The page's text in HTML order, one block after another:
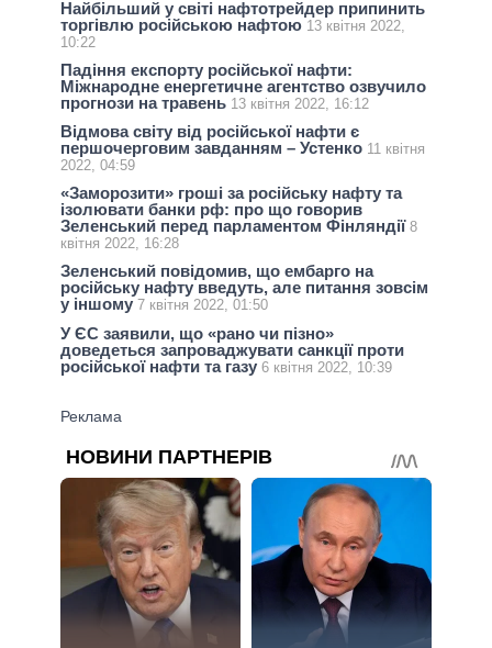
Найбільший у світі нафтотрейдер припинить
торгівлю російською нафтою 13 квітня 2022,
10:22
Падіння експорту російської нафти:
Міжнародне енергетичне агентство озвучило
прогнози на травень 13 квітня 2022, 16:12
Відмова світу від російської нафти є
першочерговим завданням – Устенко 11 квітня
2022, 04:59
«Заморозити» гроші за російську нафту та
ізолювати банки рф: про що говорив
Зеленський перед парламентом Фінляндії 8
квітня 2022, 16:28
Зеленський повідомив, що ембарго на
російську нафту введуть, але питання зовсім
у іншому 7 квітня 2022, 01:50
У ЄС заявили, що «рано чи пізно»
доведеться запроваджувати санкції проти
російської нафти та газу 6 квітня 2022, 10:39